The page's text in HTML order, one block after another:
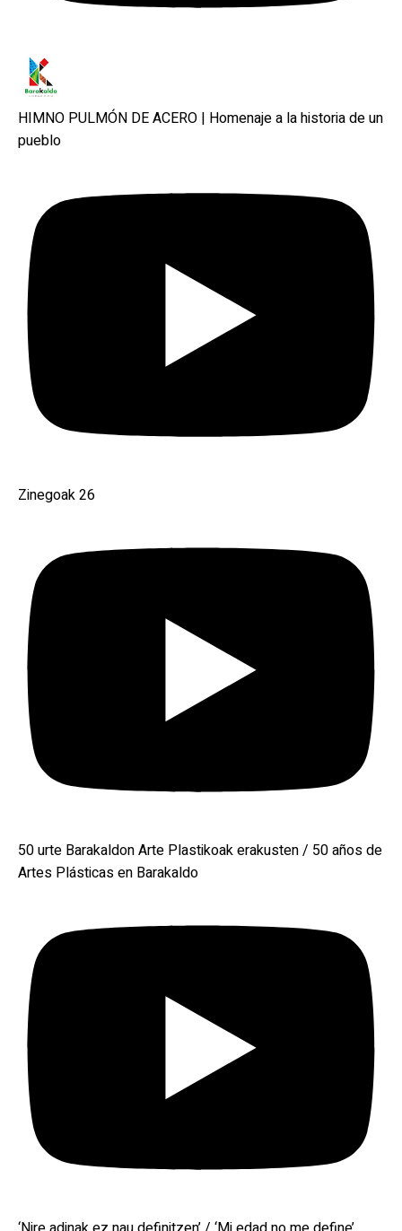
HIMNO PULMÓN DE ACERO | Homenaje a la historia de un
pueblo
Zinegoak 26
50 urte Barakaldon Arte Plastikoak erakusten / 50 años de
Artes Plásticas en Barakaldo